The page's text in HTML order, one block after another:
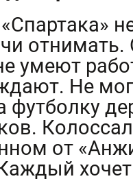
отнимать.
умеют
Не
футболку
от
хочет